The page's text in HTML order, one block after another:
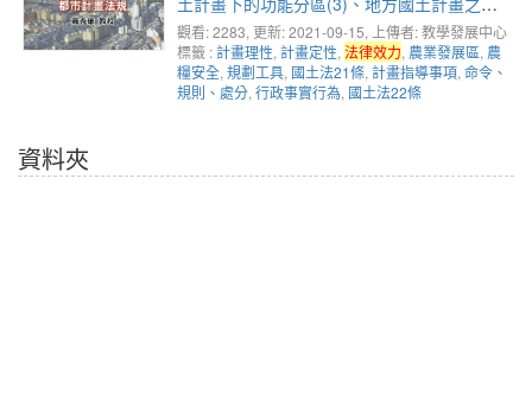
律定性(1)
觀看: 2283, 更新: 2021-09-15, 上傳者: 教學發展中心
標籤 :計畫理性, 計畫定性, 法律效力, 農業發展區, 農
糧安全, 規劃工具, 國土法21條, 計畫指導事項, 命令、
規則、處分, 行政事實行為, 國土法22條
資料夾